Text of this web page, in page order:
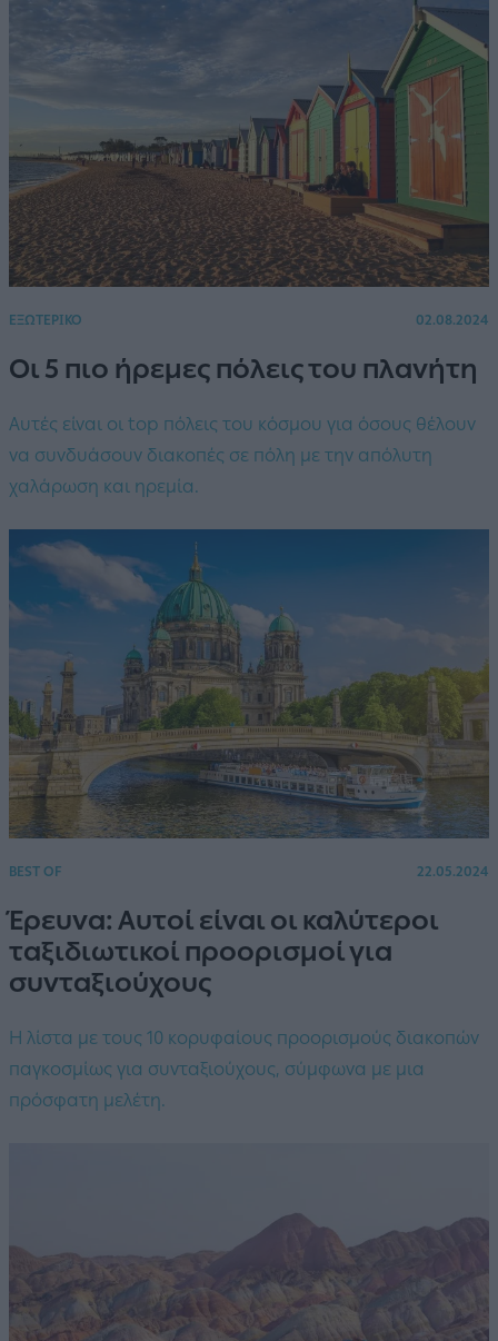
ΕΞΩΤΕΡΙΚΟ 02.08.2024
Οι 5 πιο ήρεμες πόλεις του πλανήτη
Αυτές είναι οι top πόλεις του κόσμου για όσους θέλουν
να συνδυάσουν διακοπές σε πόλη με την απόλυτη
χαλάρωση και ηρεμία.
BEST OF 22.05.2024
Έρευνα: Αυτοί είναι οι καλύτεροι
ταξιδιωτικοί προορισμοί για
συνταξιούχους
Η λίστα με τους 10 κορυφαίους προορισμούς διακοπών
παγκοσμίως για συνταξιούχους, σύμφωνα με μια
πρόσφατη μελέτη.